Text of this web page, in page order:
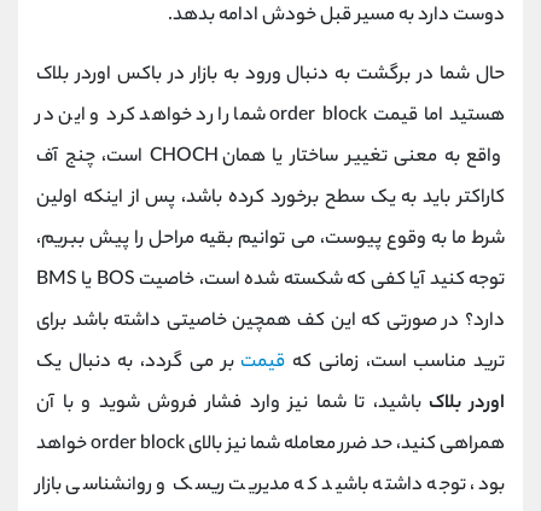
دوست دارد به مسیر قبل خودش ادامه بدهد.
حال شما در برگشت به دنبال ورود به بازار در باکس اوردر بلاک
هستید اما قیمت order block شما را رد خواهد کرد و این در
واقع به معنی تغییر ساختار یا همان CHOCH است، چنج آف
کاراکتر باید به یک سطح برخورد کرده باشد، پس از اینکه اولین
شرط ما به وقوع پیوست، می توانیم بقیه مراحل را پیش ببریم،
توجه کنید آیا کفی که شکسته شده است، خاصیت BOS یا BMS
دارد؟ در صورتی که این کف همچین خاصیتی داشته باشد برای
ترید مناسب است، زمانی که قیمت بر می گردد، به دنبال یک
اوردر بلاکباشید، تا شما نیز وارد فشار فروش شوید و با آن
همراهی کنید، حد ضرر معامله شما نیز بالای order block خواهد
بود، توجه داشته باشید که مدیریت ریسک و روانشناسی بازار